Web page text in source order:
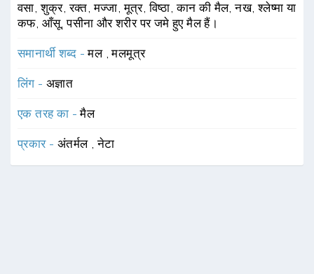
वसा, शुक्र, रक्त, मज्जा, मूत्र, विष्ठा, कान की मैल, नख, श्लेष्मा या
कफ, आँसू, पसीना और शरीर पर जमे हुए मैल हैं।
समानार्थी शब्द -मल ,मलमूत्र
लिंग - अज्ञात
एक तरह का -मैल
प्रकार - अंतर्मल ,नेटा